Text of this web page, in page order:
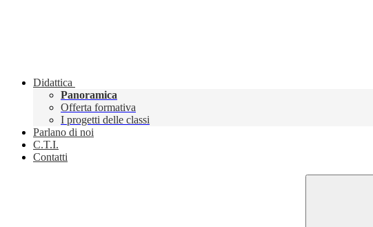
Didattica
Panoramica
Offerta formativa
I progetti delle classi
Parlano di noi
C.T.I.
Contatti